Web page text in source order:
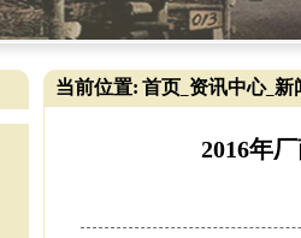
当前位置: 首页 资讯中心_ 新
2016年